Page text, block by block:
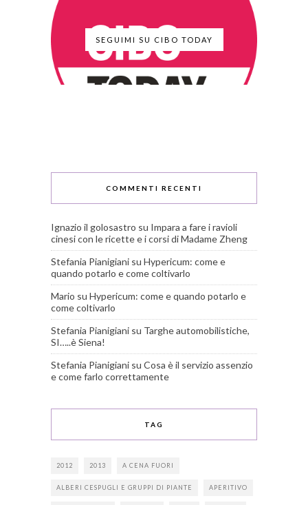
SEGUIMI SU CIBO TODAY
COMMENTI RECENTI
Ignazio il golosastro su Impara a fare i ravioli
cinesi con le ricette e i corsi di Madame Zheng
Stefania Pianigiani su Hypericum: come e
quando potarlo e come coltivarlo
Mario su Hypericum: come e quando potarlo e
come coltivarlo
Stefania Pianigiani su Targhe automobilistiche,
SI…..è Siena!
Stefania Pianigiani su Cosa è il servizio assenzio
e come farlo correttamente
TAG
2012 2013 A CENA FUORI
ALBERI CESPUGLI E GRUPPI DI PIANTE APERITIVO